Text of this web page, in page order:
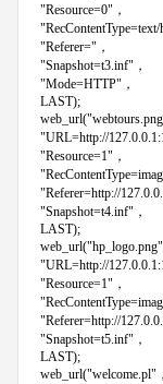
"Resource=0"，
"RecContentType=text/
"Referer="，
"Snapshot=t3.inf"，
"Mode=HTTP"，
LAST);
"URL=http://
"Resource=1"，
"Referer=http://
"Snapshot=t4.inf"，
LAST);
web_url("hp_logo.png"
"URL=http://
"Resource=1"，
"Referer=http://
"Snapshot=t5.inf"，
LAST);
web_url("welcome.pl"，